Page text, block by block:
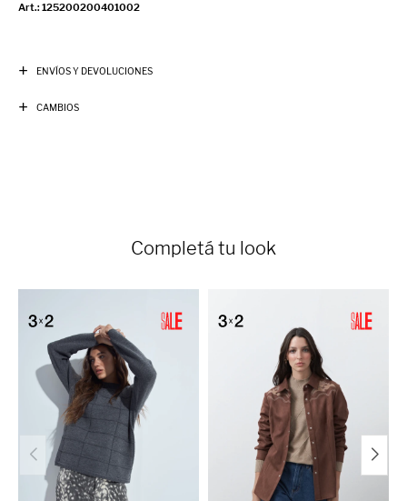
125200200401002
ENVÍOS Y DEVOLUCIONES
CAMBIOS
Completá tu look